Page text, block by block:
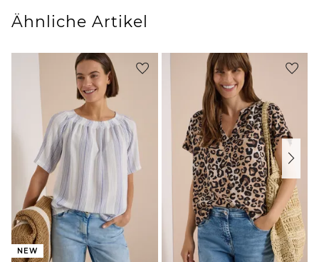
Ähnliche Artikel
NEW